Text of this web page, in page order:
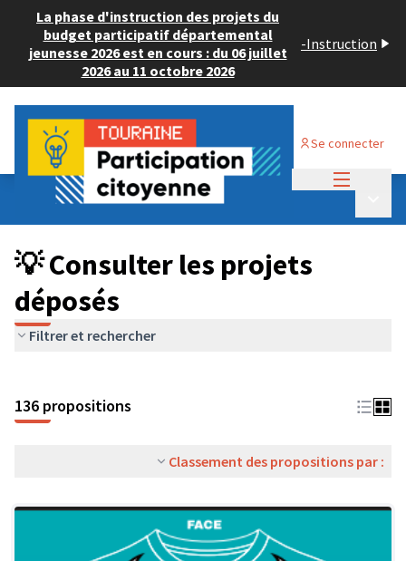
La phase d'instruction des projets du
budget participatif départemental
jeunesse 2026 est en cours : du 06 juillet
2026 au 11 octobre 2026
-Instruction
Se connecter
Budget Participatif JEUNESSE 2024
💡 Consulter les projets déposés
💡 Consulter les projets
déposés
Filtrer et rechercher
136 propositions
Classement des propositions par :